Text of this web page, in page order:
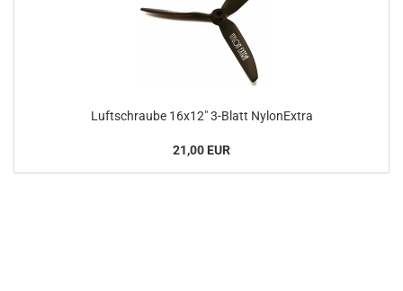
Luftschraube 16x12" 3-Blatt NylonExtra
21,00 EUR